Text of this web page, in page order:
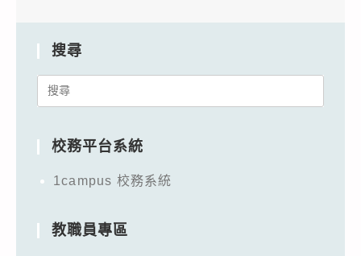
搜尋
Search
校務平台系統
1campus 校務系統
教職員專區